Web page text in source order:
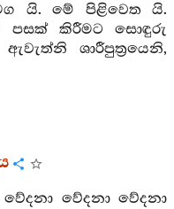
යි. මේ පිළිවෙත යි.
පසක් කිරීමට සොඳුරු
ශාරීපුත්‍රයෙනි,
වේදනා වේදනා